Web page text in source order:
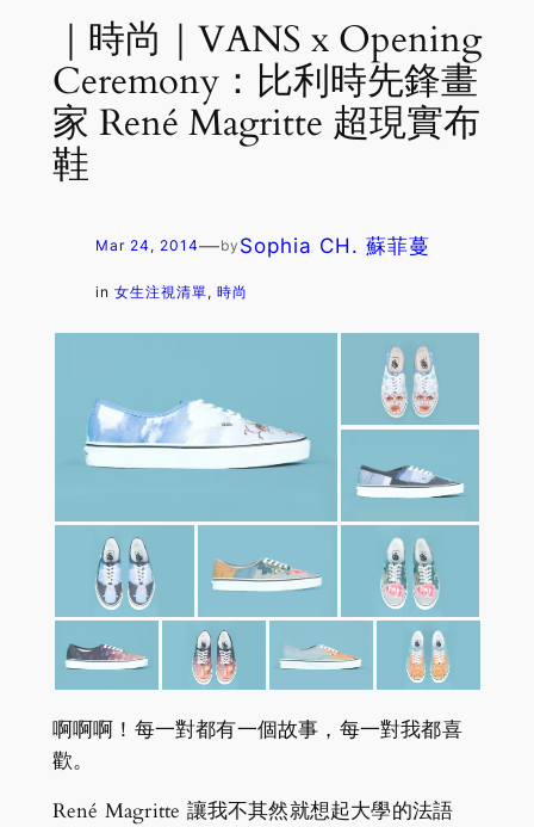
｜時尚｜VANS x Opening
Ceremony：比利時先鋒畫
家 René Magritte 超現實布
鞋
Mar 24, 2014—by Sophia CH. 蘇菲蔓
in 女生注視清單, 時尚
啊啊啊！每一對都有一個故事，每一對我都喜
歡。
René Magritte 讓我不其然就想起大學的法語